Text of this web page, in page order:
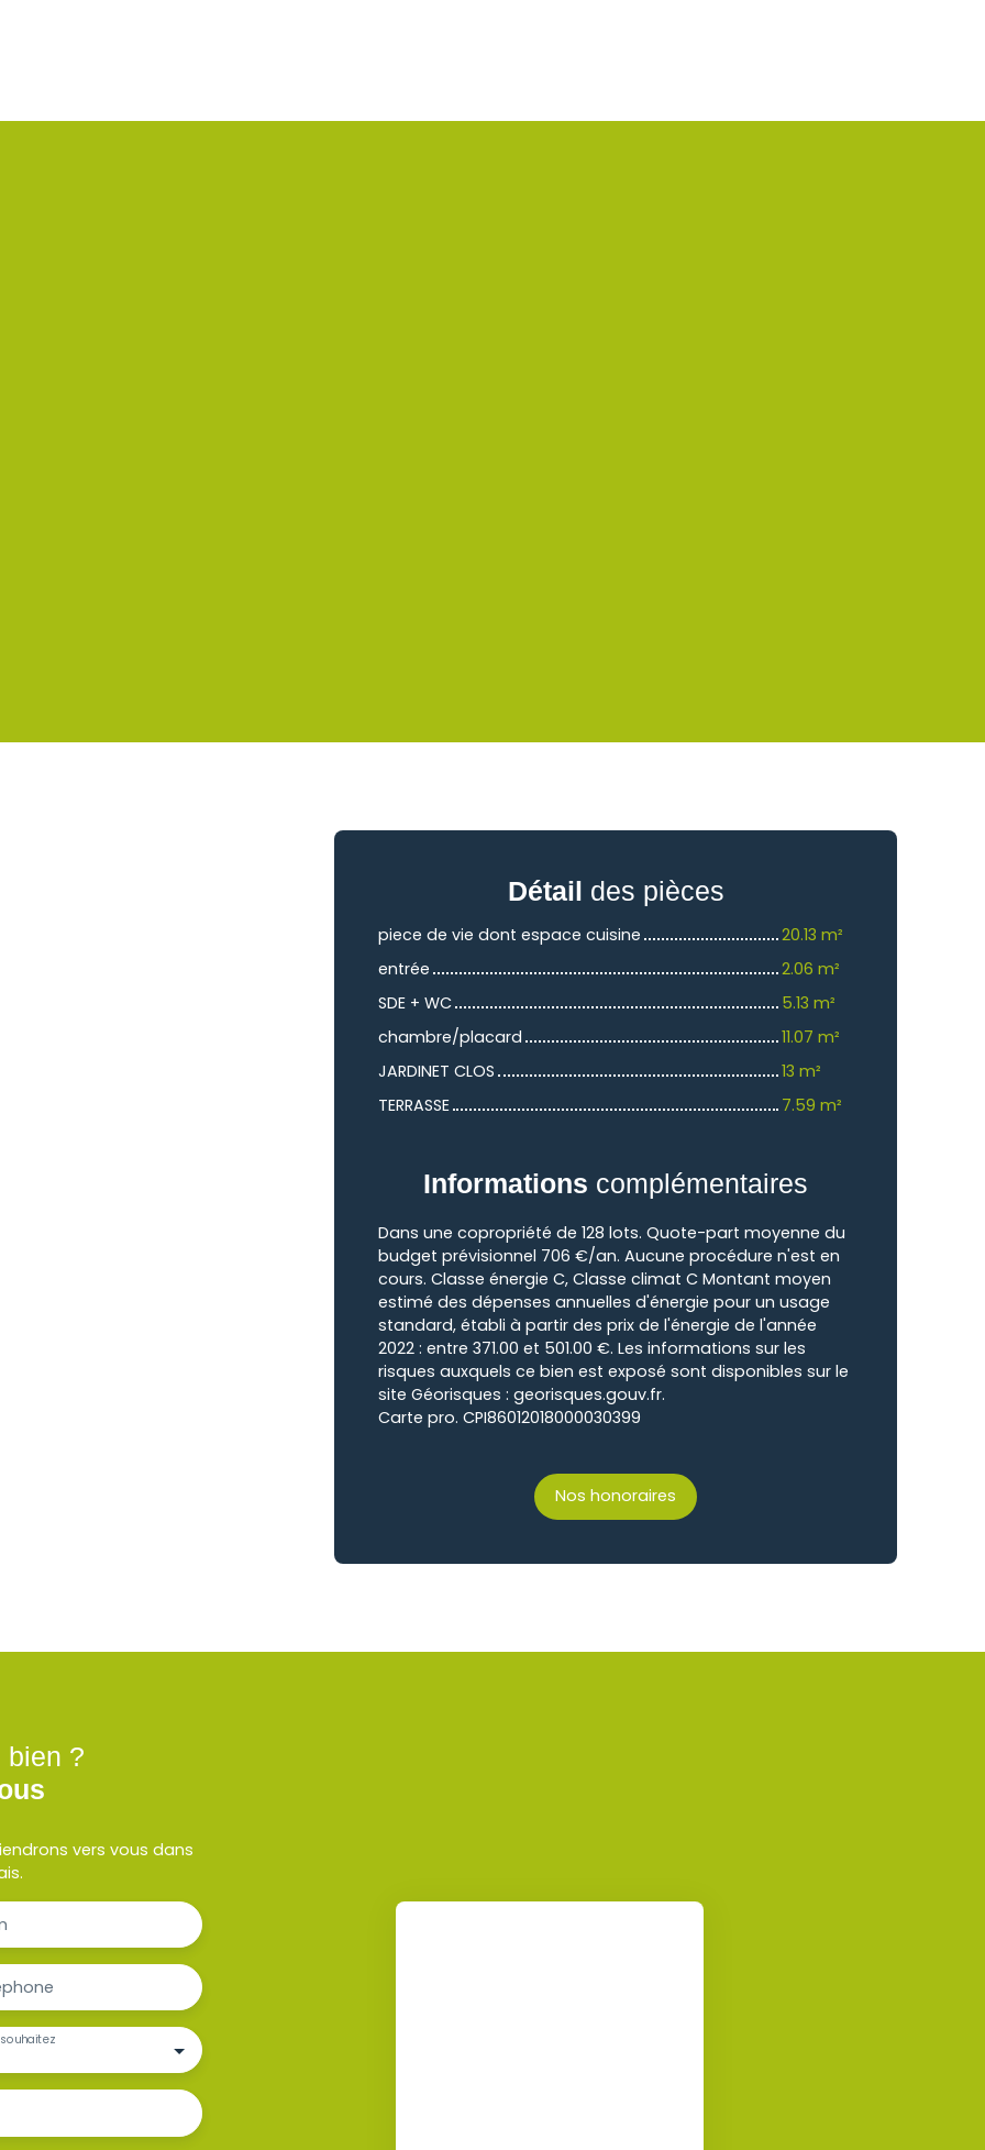
Détail des pièces
piece de vie dont espace cuisine
20.13 m²
entrée
2.06 m²
SDE + WC
5.13 m²
chambre/placard
11.07 m²
JARDINET CLOS
13 m²
TERRASSE
7.59 m²
Informations complémentaires
Dans une copropriété de 128 lots. Quote-part moyenne du
budget prévisionnel 706 €/an. Aucune procédure n'est en
cours. Classe énergie C, Classe climat C Montant moyen
estimé des dépenses annuelles d'énergie pour un usage
standard, établi à partir des prix de l'énergie de l'année
2022 : entre 371.00 et 501.00 €. Les informations sur les
risques auxquels ce bien est exposé sont disponibles sur le
site Géorisques : georisques.gouv.fr.
Carte pro. CPI86012018000030399
Nos honoraires
bien ?
vers vous dans